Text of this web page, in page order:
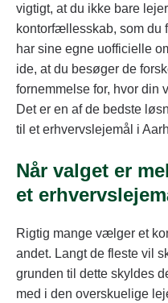
vigtigt, at du ikke bare
kontorfællesskab, som du
har sine egne uofficielle
ide, at du besøger de
fornemmelse for, hvor din
Det er en af de bedste
til et erhvervslejemål i
Når valget er
et
Rigtig mange vælger et
andet. Langt de fleste vil
grunden til dette skyldes
med i den overskuelige